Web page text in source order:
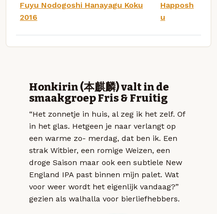
Fuyu Nodogoshi Hanayagu Koku
2016
Happosh
u
Honkirin (本麒麟) valt in de
smaakgroep Fris & Fruitig
“Het zonnetje in huis, al zeg ik het zelf. Of
in het glas. Hetgeen je naar verlangt op
een warme zo- merdag, dat ben ik. Een
strak Witbier, een romige Weizen, een
droge Saison maar ook een subtiele New
England IPA past binnen mijn palet. Wat
voor weer wordt het eigenlijk vandaag?”
gezien als walhalla voor bierliefhebbers.